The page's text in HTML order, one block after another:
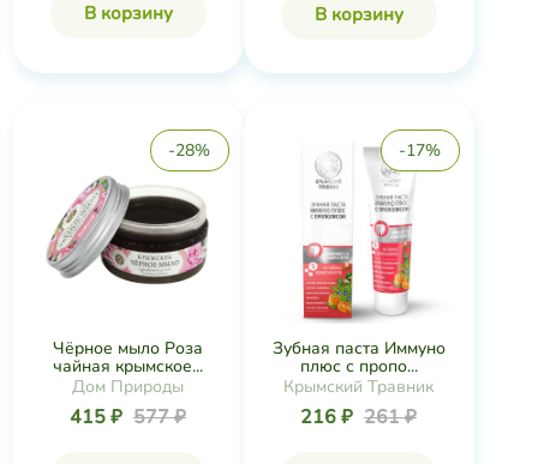
В корзину В корзину
-28%
Чёрное мыло Роза
чайная крымское...
Дом Природы
415 ₽ 577 ₽
-17%
Зубная паста Иммуно
плюс с пропо...
Крымский Травник
216 ₽ 261 ₽